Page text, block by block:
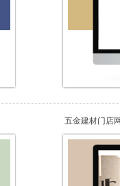
五金建材门店